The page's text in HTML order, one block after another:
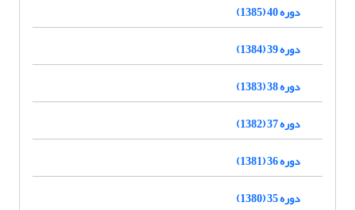
دوره 40 (1385)
دوره 39 (1384)
دوره 38 (1383)
دوره 37 (1382)
دوره 36 (1381)
دوره 35 (1380)